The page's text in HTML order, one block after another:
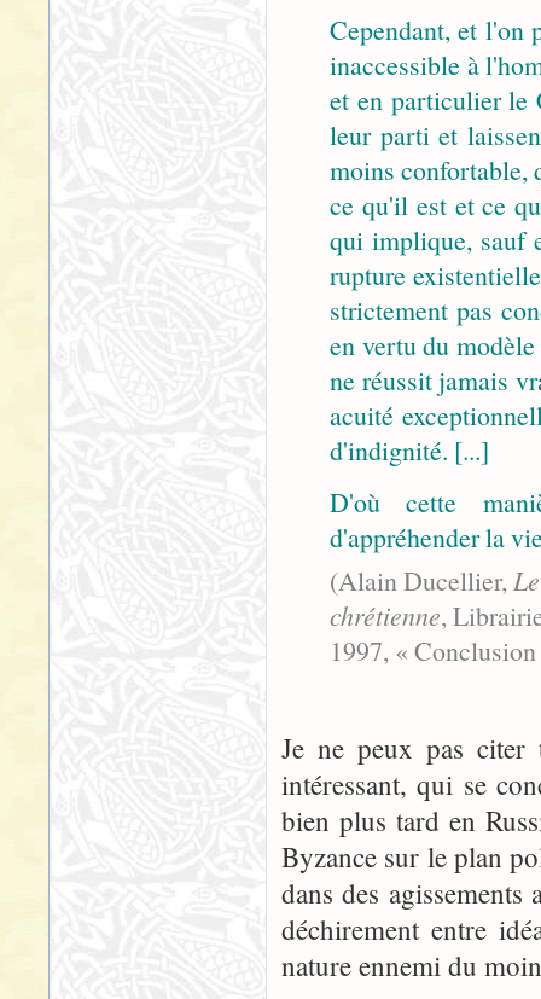
Cependant, et l'on
inaccessible à
et en particulier le
leur parti et
moins confortable,
ce qu'il est et ce
qui implique, sauf
rupture
strictement pas
en vertu du
ne réussit jamais
acuité
d'indignité. [...]
D'où cette
d'appréhender la
(Alain Ducellier,
chrétienne,
1997, «
Je ne peux pas citer
intéressant, qui se
bien plus tard en
Byzance sur le plan
dans des
déchirement entre
nature ennemi du